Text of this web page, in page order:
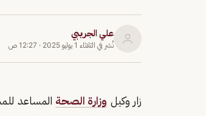
علي الجريبي
نُشر في الثلاثاء 1 يوليو 2025 · 12:27 ص
زار وكيل وزارة الصحة المساعد